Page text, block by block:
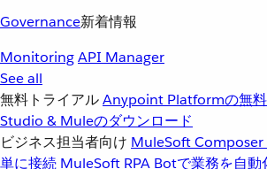
Governance新着情報
MonitoringAPI Manager
See all
無料トライアルAnypoint Platformの無
Studio & Muleのダウンロード
ビジネス担当者向け MuleSoft Composer
単に接続 MuleSoft RPA Botで業務を自動